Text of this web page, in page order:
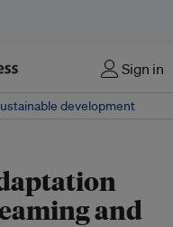
Sign in
development
and